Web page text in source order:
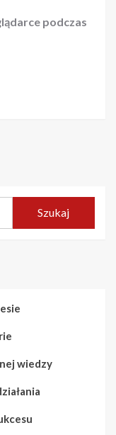
podczas
Szukaj
wiedzy